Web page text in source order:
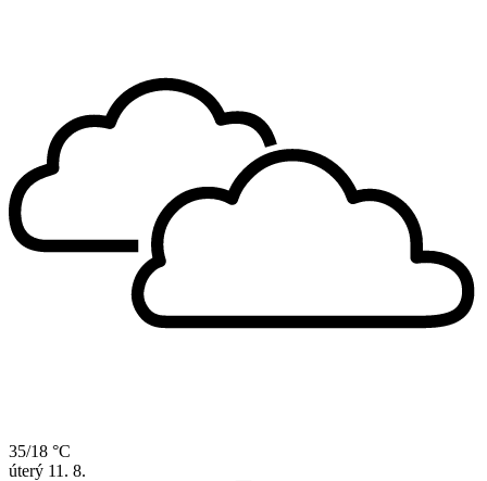
35/18 °C
úterý 11. 8.